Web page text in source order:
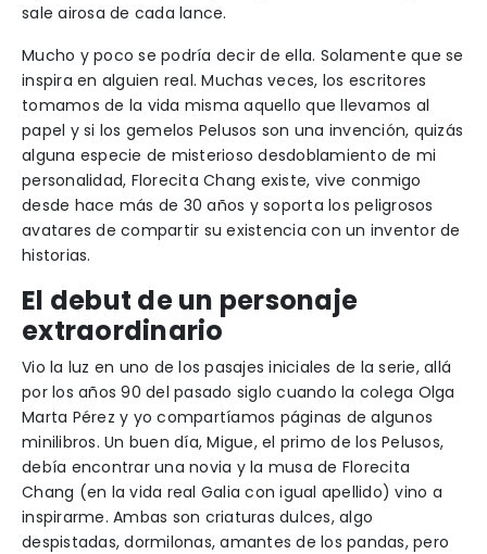
sale airosa de cada lance.
Mucho y poco se podría decir de ella. Solamente que se
inspira en alguien real. Muchas veces, los escritores
tomamos de la vida misma aquello que llevamos al
papel y si los gemelos Pelusos son una invención, quizás
alguna especie de misterioso desdoblamiento de mi
personalidad, Florecita Chang existe, vive conmigo
desde hace más de 30 años y soporta los peligrosos
avatares de compartir su existencia con un inventor de
historias.
El debut de un personaje
extraordinario
Vio la luz en uno de los pasajes iniciales de la serie, allá
por los años 90 del pasado siglo cuando la colega Olga
Marta Pérez y yo compartíamos páginas de algunos
minilibros. Un buen día, Migue, el primo de los Pelusos,
debía encontrar una novia y la musa de Florecita
Chang (en la vida real Galia con igual apellido) vino a
inspirarme. Ambas son criaturas dulces, algo
despistadas, dormilonas, amantes de los pandas, pero